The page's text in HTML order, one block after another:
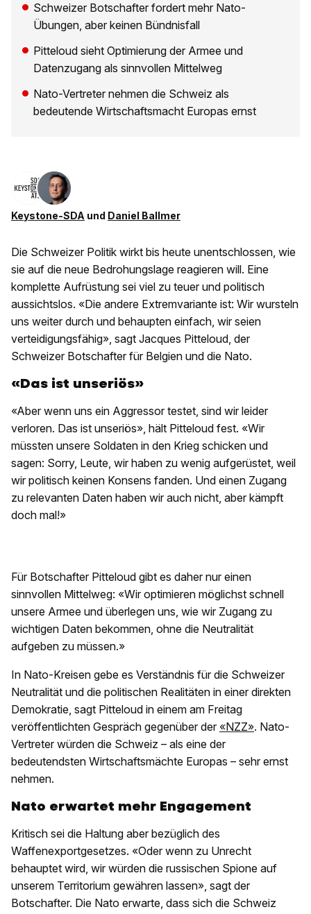
Schweizer Botschafter fordert mehr Nato-
Übungen, aber keinen Bündnisfall
Pitteloud sieht Optimierung der Armee und
Datenzugang als sinnvollen Mittelweg
Nato-Vertreter nehmen die Schweiz als
bedeutende Wirtschaftsmacht Europas ernst
Keystone-SDA und Daniel Ballmer
Die Schweizer Politik wirkt bis heute unentschlossen, wie
sie auf die neue Bedrohungslage reagieren will. Eine
komplette Aufrüstung sei viel zu teuer und politisch
aussichtslos. «Die andere Extremvariante ist: Wir wursteln
uns weiter durch und behaupten einfach, wir seien
verteidigungsfähig», sagt Jacques Pitteloud, der
Schweizer Botschafter für Belgien und die Nato.
«Das ist unseriös»
«Aber wenn uns ein Aggressor testet, sind wir leider
verloren. Das ist unseriös», hält Pitteloud fest. «Wir
müssten unsere Soldaten in den Krieg schicken und
sagen: Sorry, Leute, wir haben zu wenig aufgerüstet, weil
wir politisch keinen Konsens fanden. Und einen Zugang
zu relevanten Daten haben wir auch nicht, aber kämpft
doch mal!»
Für Botschafter Pitteloud gibt es daher nur einen
sinnvollen Mittelweg: «Wir optimieren möglichst schnell
unsere Armee und überlegen uns, wie wir Zugang zu
wichtigen Daten bekommen, ohne die Neutralität
aufgeben zu müssen.»
In Nato-Kreisen gebe es Verständnis für die Schweizer
Neutralität und die politischen Realitäten in einer direkten
Demokratie, sagt Pitteloud in einem am Freitag
veröffentlichten Gespräch gegenüber der «NZZ». Nato-
Vertreter würden die Schweiz – als eine der
bedeutendsten Wirtschaftsmächte Europas – sehr ernst
nehmen.
Nato erwartet mehr Engagement
Kritisch sei die Haltung aber bezüglich des
Waffenexportgesetzes. «Oder wenn zu Unrecht
behauptet wird, wir würden die russischen Spione auf
unserem Territorium gewähren lassen», sagt der
Botschafter. Die Nato erwarte, dass sich die Schweiz